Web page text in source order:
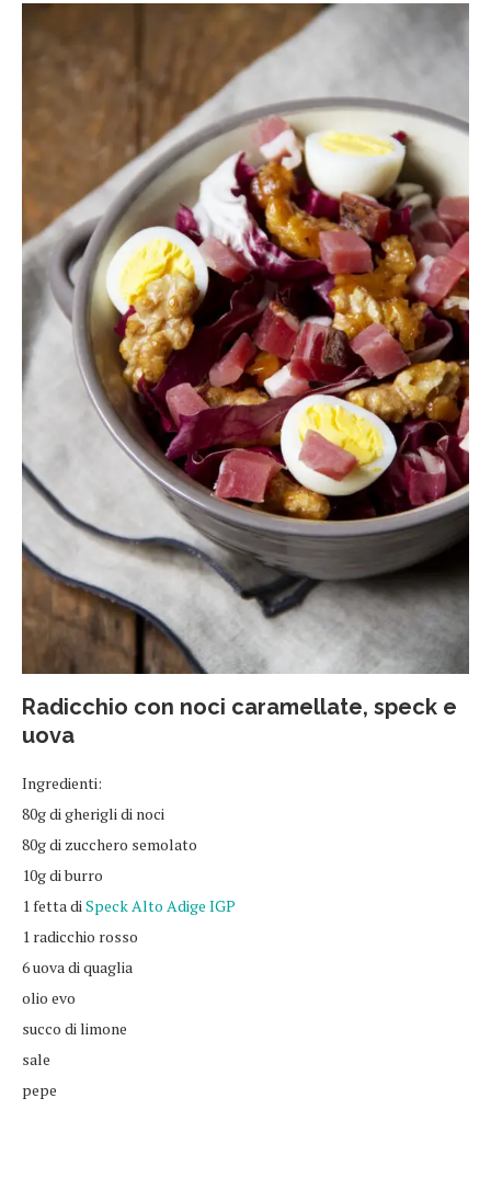
Radicchio con noci caramellate, speck e
uova
Ingredienti:
80g di gherigli di noci
80g di zucchero semolato
10g di burro
1 fetta diSpeck Alto Adige IGP
1 radicchio rosso
6 uova di quaglia
olio evo
succo di limone
sale
pepe